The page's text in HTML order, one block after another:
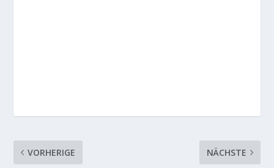
VORHERIGE NÄCHSTE